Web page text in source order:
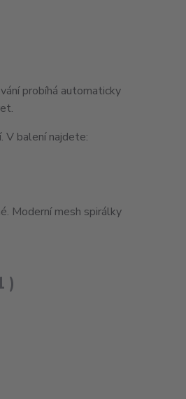
probíhá automaticky
V balení najdete:
Modernímesh spirálky